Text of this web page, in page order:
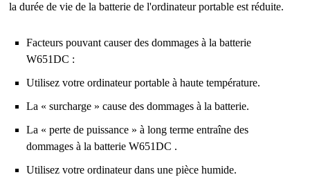
la durée de vie de la batterie de l'ordinateur portable est réduite.
Facteurs pouvant causer des dommages à la batterie
W651DC :
Utilisez votre ordinateur portable à haute température.
La « surcharge » cause des dommages à la batterie.
La « perte de puissance » à long terme entraîne des
dommages à la batterie W651DC .
Utilisez votre ordinateur dans une pièce humide.